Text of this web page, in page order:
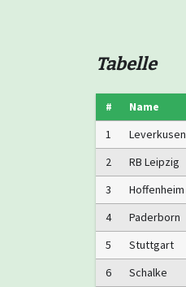
Tabelle
# Name
1
Leverkusen
2
RB Leipzig
3
Hoffenheim
4
Paderborn
5
Stuttgart
6
Schalke